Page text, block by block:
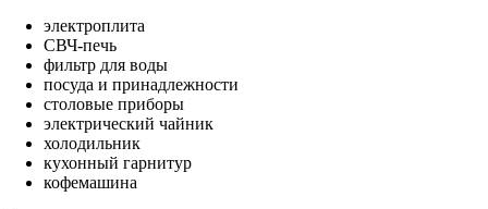
электроплита
СВЧ-печь
фильтр для воды
посуда и принадлежности
столовые приборы
электрический чайник
холодильник
кухонный гарнитур
кофемашина